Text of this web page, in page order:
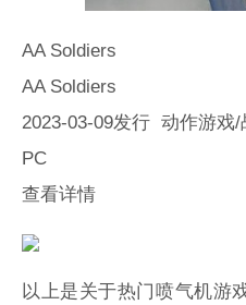
AA Soldiers
AA Soldiers
2023-03-09发行 动作游戏
PC
查看详情
以上是关于热门喷气机游